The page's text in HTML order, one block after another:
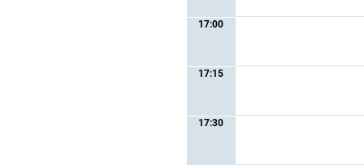
17:00
17:15
17:30